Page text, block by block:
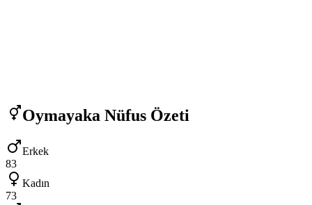
Oymayaka Nüfus Özeti
Erkek
83
Kadın
73